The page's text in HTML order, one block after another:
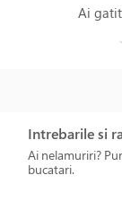
Ai
Intrebarile si
Ai nelamuriri?
bucatari.